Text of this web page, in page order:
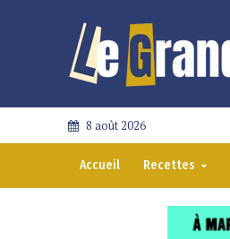
8 août 2026
Accueil Recettes